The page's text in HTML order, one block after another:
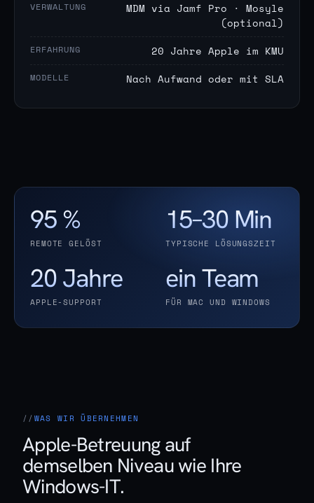
VERWALTUNG
MDM via Jamf Pro · Mosyle
(optional)
ERFAHRUNG 20 Jahre Apple im KMU
MODELLE Nach Aufwand oder mit SLA
95 %
REMOTE GELÖST
15–30 Min
TYPISCHE LÖSUNGSZEIT
20 Jahre
APPLE-SUPPORT
ein Team
FÜR MAC UND WINDOWS
WAS WIR ÜBERNEHMEN
Apple-Betreuung auf
demselben Niveau wie Ihre
Windows-IT.